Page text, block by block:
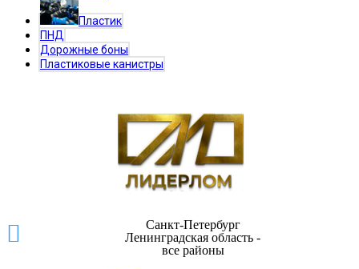
Пластик
ПНД
Дорожные боны
Пластиковые канистры
Санкт-Петербург
Ленинградская область -
все районы